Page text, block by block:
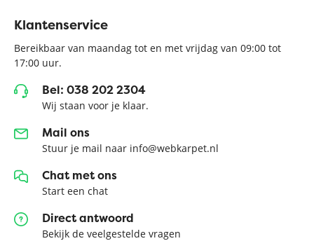
Klantenservice
Bereikbaar van maandag tot en met vrijdag van 09:00 tot
17:00 uur.
Bel: 038 202 2304
Wij staan voor je klaar.
Mail ons
Stuur je mail naar info@webkarpet.nl
Chat met ons
Start een chat
Direct antwoord
Bekijk de veelgestelde vragen